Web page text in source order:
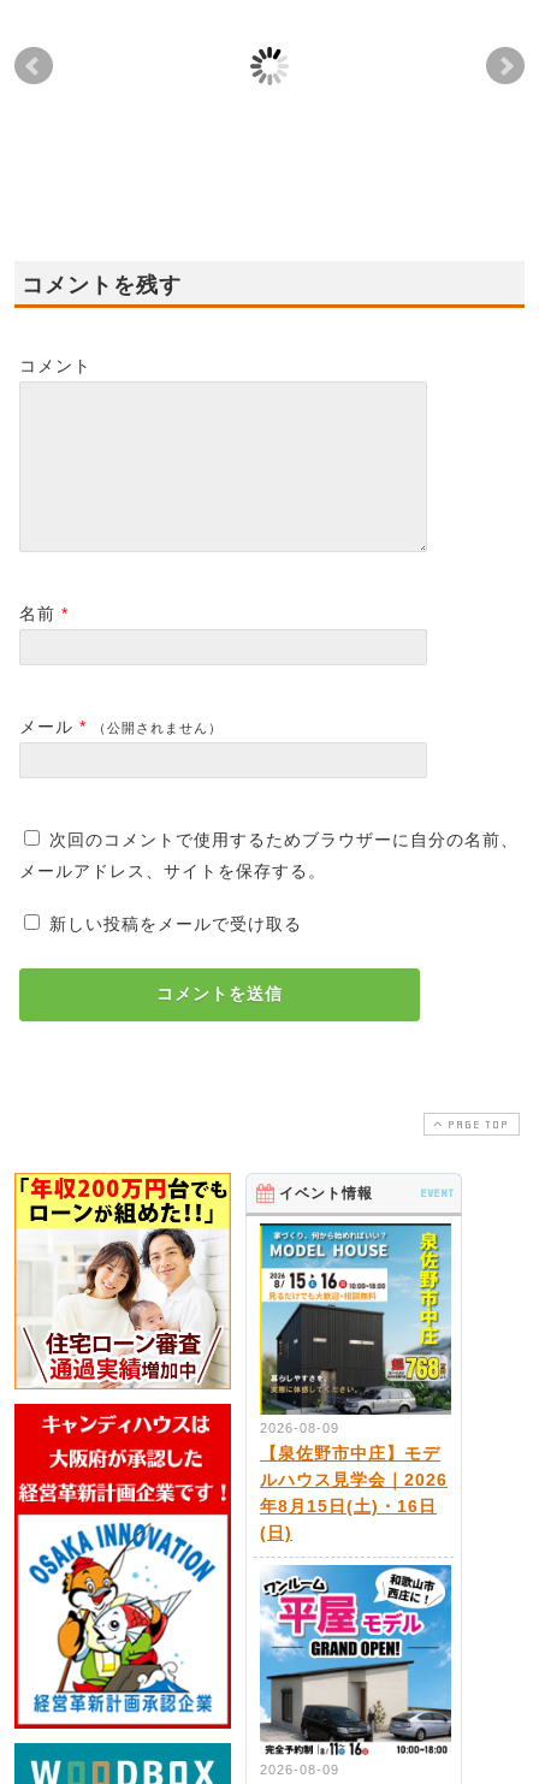
2022年12月24日(土),25
2024年1月5日(金)～1月
コメントを残す
コメント
名前 *
メール * （公開されません）
次回のコメントで使用するためブラウザーに自分の名前、
メールアドレス、サイトを保存する。
新しい投稿をメールで受け取る
PAGE TOP
イベント情報 EVENT
2026-08-09
【泉佐野市中庄】モデ
ルハウス見学会｜2026
年8月15日(土)・16日
(日)
2026-08-09